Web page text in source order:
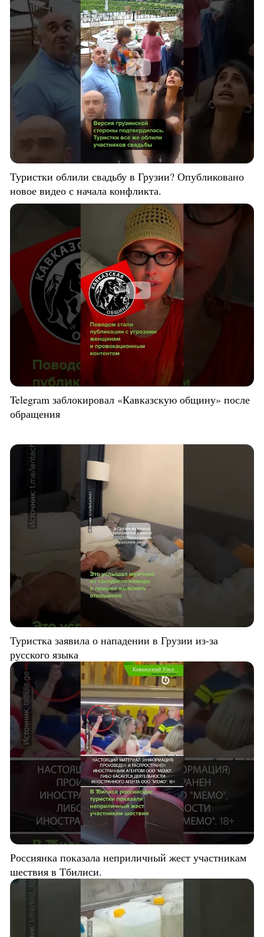
Туристки облили свадьбу в Грузии? Опубликовано
новое видео с начала конфликта.
Telegram заблокировал «Кавказскую общину» после
обращения
Туристка заявила о нападении в Грузии из-за
русского языка
Россиянка показала неприличный жест участникам
шествия в Тбилиси.